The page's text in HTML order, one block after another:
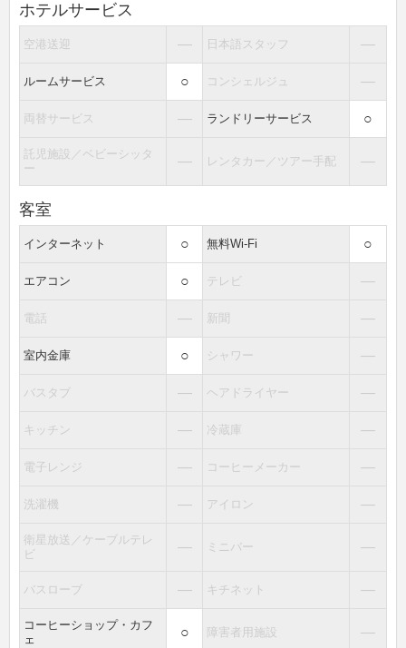
ホテルサービス
空港送迎 ― 日本語スタッフ ―
ルームサービス ○ コンシェルジュ ―
両替サービス ― ランドリーサービス ○
託児施設／ベビーシッタ
ー
― レンタカー／ツアー手配 ―
客室
インターネット ○ 無料Wi-Fi ○
エアコン ○ テレビ ―
電話 ― 新聞 ―
室内金庫 ○ シャワー ―
バスタブ ― ヘアドライヤー ―
キッチン ― 冷蔵庫 ―
電子レンジ ― コーヒーメーカー ―
洗濯機 ― アイロン ―
衛星放送／ケーブルテレ
ビ
― ミニバー ―
バスローブ ― キチネット ―
コーヒーショップ・カフ
ェ
○ 障害者用施設 ―